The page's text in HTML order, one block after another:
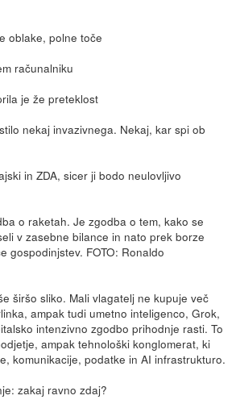
oblake, polne toče
računalniku
je že preteklost
nekaj invazivnega. Nekaj, kar spi ob
in ZDA, sicer ji bodo neulovljivo
o raketah. Je zgodba o tem, kako se
v zasebne bilance in nato prek borze
gospodinjstev. FOTO: Ronaldo
širšo sliko. Mali vlagatelj ne kupuje več
ampak tudi umetno inteligenco, Grok,
intenzivno zgodbo prihodnje rasti. To
ampak tehnološki konglomerat, ki
komunikacije, podatke in AI infrastrukturo.
zakaj ravno zdaj?